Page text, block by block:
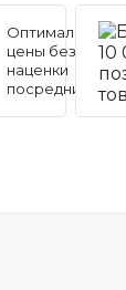
Оптимальные
цены без
наценки
посредников